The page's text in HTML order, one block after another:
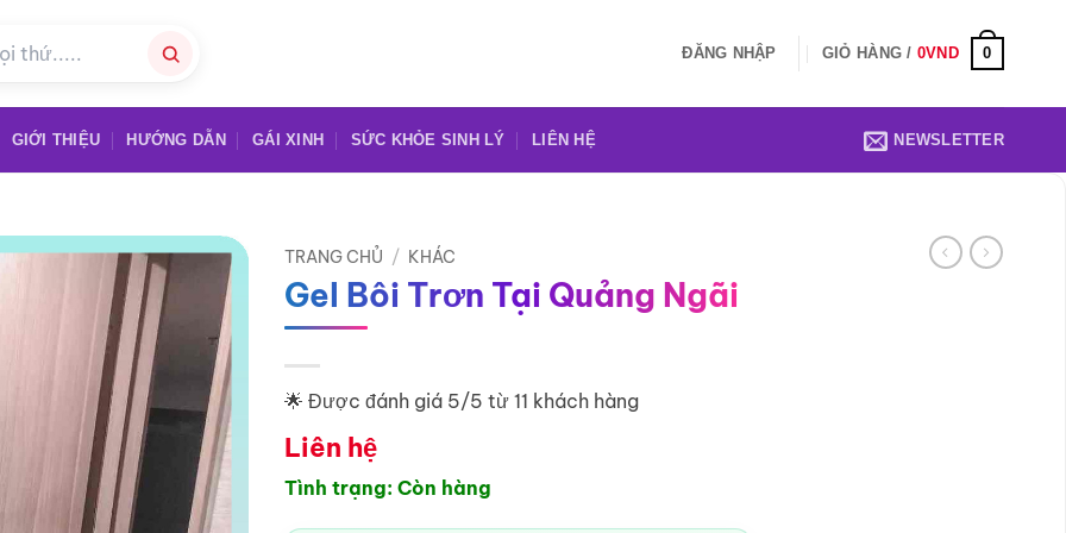
ĐĂNG NHẬP GIỎ HÀNG / 0VND 0
GIỚI THIỆU HƯỚNG DẪN GÁI XINH SỨC KHỎE SINH LÝ LIÊN HỆ NEWSLETTER
TRANG CHỦ / KHÁC
Gel Bôi Trơn Tại Quảng Ngãi
🌟 Được đánh giá 5/5 từ 11 khách hàng
Liên hệ
Tình trạng: Còn hàng